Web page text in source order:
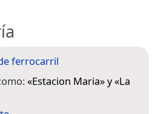
ferrocarril
«Estacion Maria» y «La